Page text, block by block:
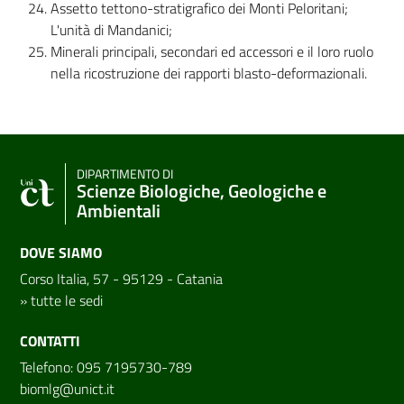
Assetto tettono-stratigrafico dei Monti Peloritani;
L'unità di Mandanici;
Minerali principali, secondari ed accessori e il loro ruolo
nella ricostruzione dei rapporti blasto-deformazionali.
DIPARTIMENTO DI
Scienze Biologiche, Geologiche e
Ambientali
DOVE SIAMO
Corso Italia, 57 - 95129 - Catania
»tutte le sedi
CONTATTI
Telefono: 095 7195730-789
biomlg@unict.it